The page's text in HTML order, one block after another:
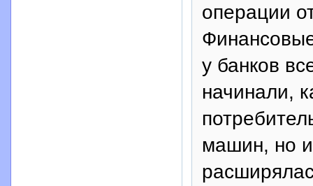
операции
у банков
начинали,
машин, но